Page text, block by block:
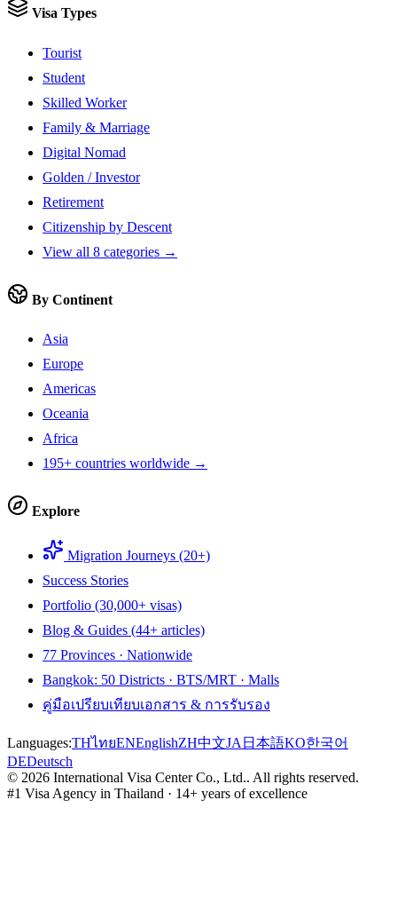
Visa Types
Tourist
Student
Skilled Worker
Family & Marriage
Digital Nomad
Golden / Investor
Retirement
Citizenship by Descent
View all 8 categories →
By Continent
Asia
Europe
Americas
Oceania
Africa
195+ countries worldwide →
Explore
Migration Journeys (20+)
Success Stories
Portfolio (30,000+ visas)
Blog & Guides (44+ articles)
77 Provinces · Nationwide
Bangkok: 50 Districts · BTS/MRT · Malls
คู่มือเปรียบเทียบเอกสาร & การรับรอง
Languages:THไทยENEnglishZH中文JA 日本語KO한국어
DEDeutsch
© 2026 International Visa Center Co., Ltd.. All rights reserved.
#1 Visa Agency in Thailand · 14+ years of excellence